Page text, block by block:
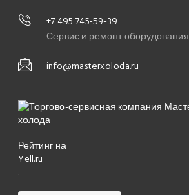
+7 495 745-59-39
Сервис и ремонт оборудования
info@masterxoloda.ru
Рейтинг на
Yell.ru
.